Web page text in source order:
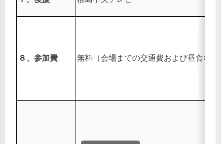
８、参加費 無料（会場までの交通費および昼食な